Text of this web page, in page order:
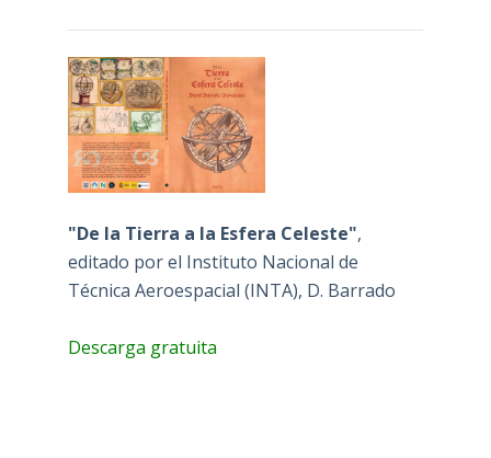
"De la Tierra a la Esfera Celeste",
editado por el Instituto Nacional de
Técnica Aeroespacial (INTA), D. Barrado
Descarga gratuita